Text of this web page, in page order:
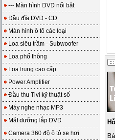
--- Màn hình DVD nổi bật
Đầu đĩa DVD - CD
Màn hình ô tô các loại
Loa siêu trầm - Subwoofer
Loa phổ thông
Loa trung cao cấp
Power Amplifier
Đầu thu Tivi kỹ thuật số
Máy nghe nhạc MP3
Mặt dưỡng lắp DVD
Camera 360 độ ô tô xe hơi